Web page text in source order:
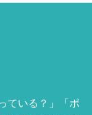
ている？」「ポ